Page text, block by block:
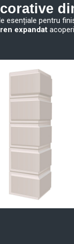
esențiale pentru
expandat